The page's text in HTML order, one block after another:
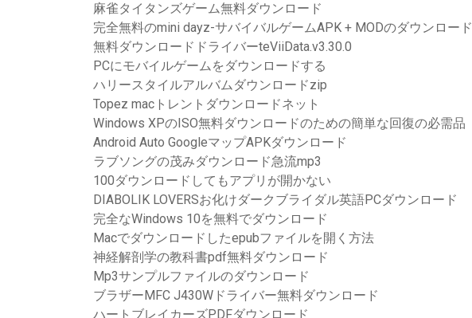
麻雀タイタンズゲーム無料ダウンロード
完全無料のmini dayz-サバイバルゲームAPK + MODのダウンロード
無料ダウンロードドライバーteViiData.v3.30.0
PCにモバイルゲームをダウンロードする
ハリースタイルアルバムダウンロードzip
Topez macトレントダウンロードネット
Windows XPのISO無料ダウンロードのための簡単な回復の必需品
Android Auto GoogleマップAPKダウンロード
ラブソングの茂みダウンロード急流mp3
100ダウンロードしてもアプリが開かない
DIABOLIK LOVERSお化けダークブライダル英語PCダウンロード
完全なWindows 10を無料でダウンロード
Macでダウンロードしたepubファイルを開く方法
神経解剖学の教科書pdf無料ダウンロード
Mp3サンプルファイルのダウンロード
ブラザーMFC J430Wドライバー無料ダウンロード
ハートブレイカーズPDFダウンロード